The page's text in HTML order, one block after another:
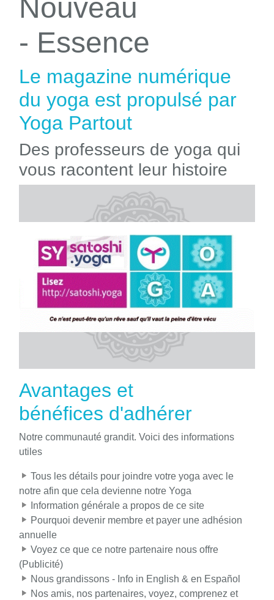
Nouveau
- Essence
Le magazine numérique
du yoga est propulsé par
Yoga Partout
Des professeurs de yoga qui
vous racontent leur histoire
Avantages et
bénéfices d'adhérer
Notre communauté grandit. Voici des informations
utiles
Tous les détails pour joindre votre yoga avec le
notre afin que cela devienne notre Yoga
Information générale a propos de ce site
Pourquoi devenir membre et payer une adhésion
annuelle
Voyez ce que ce notre partenaire nous offre
(Publicité)
Nous grandissons - Info in English & en Español
Nos amis, nos partenaires, voyez, comprenez et